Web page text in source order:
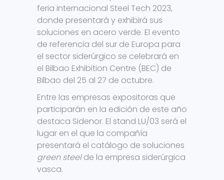
feria internacional Steel Tech 2023,
donde presentará y exhibirá sus
soluciones en acero verde. El evento
de referencia del sur de Europa para
el sector siderúrgico se celebrará en
el Bilbao Exhibition Centre (BEC) de
Bilbao del 25 al 27 de octubre.
Entre las empresas expositoras que
participarán en la edición de este año
destaca Sidenor. El stand LU/03 será el
lugar en el que la compañía
presentará el catálogo de soluciones
green steelde la empresa siderúrgica
vasca.